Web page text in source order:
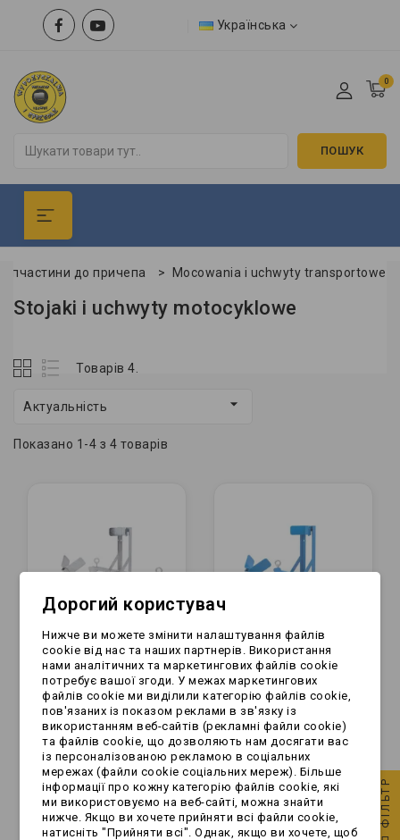
Українська
0
ПОШУК
до причепа > Mocowania i uchwyty transportowe
Stojaki i uchwyty motocyklowe
Товарів 4.
Актуальність 
Показано 1-4 з 4 товарів
Stojak motocyklowy -
kobyłka, kolor:
OCYNKOWANY
(136022)
274,99 zł
Stojak motocyklowy -
kobyłka, kolor:
NIEBIESKI
264,99 zł
ФІЛЬТР
Дорогий користувач
Нижче ви можете змінити налаштування файлів
cookie від нас та наших партнерів. Використання
нами аналітичних та маркетингових файлів cookie
потребує вашої згоди. У межах маркетингових
файлів cookie ми виділили категорію файлів cookie,
пов'язаних із показом реклами в зв'язку із
використанням веб-сайтів (рекламні файли cookie)
та файлів cookie, що дозволяють нам досягати вас
із персоналізованою рекламою в соціальних
мережах (файли cookie соціальних мереж). Більше
інформації про кожну категорію файлів cookie, які
ми використовуємо на веб-сайті, можна знайти
нижче. Якщо ви хочете прийняти всі файли cookie,
натисніть "Прийняти всі". Однак, якщо ви хочете, щоб